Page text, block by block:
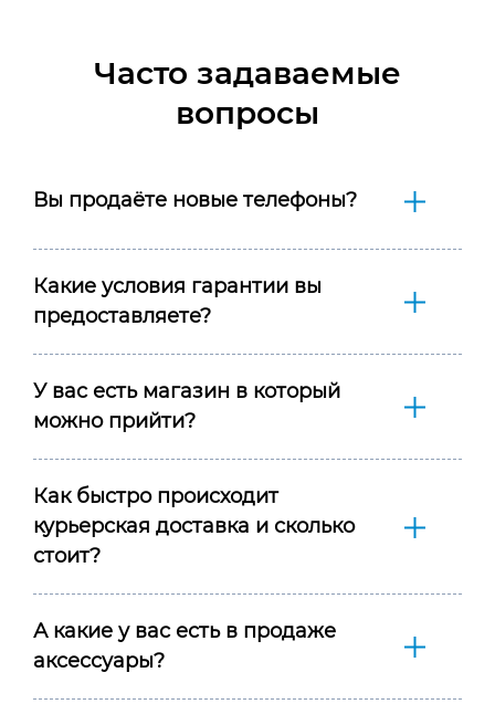
Часто задаваемые
вопросы
Вы продаёте новые телефоны?
Какие условия гарантии вы
предоставляете?
У вас есть магазин в который
можно прийти?
Как быстро происходит
курьерская доставка и сколько
стоит?
А какие у вас есть в продаже
аксессуары?